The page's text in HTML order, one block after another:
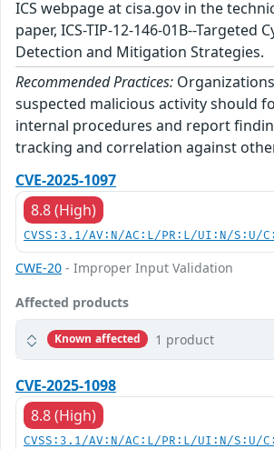
ICS webpage at cisa.gov in the
paper, ICS-TIP-12-146-01B--Targeted
Detection and Mitigation Strategies.
Recommended Practices:
suspected malicious activity should
internal procedures and report
tracking and correlation against
CVE-2025-1097
8.8 (High)
CVSS:3.1/AV:N/AC:L/PR:L/UI:N/S:U/
CWE-20 - Improper Input Validation
Affected products
Known affected 1 product
CVE-2025-1098
8.8 (High)
CVSS:3.1/AV:N/AC:L/PR:L/UI:N/S:U/